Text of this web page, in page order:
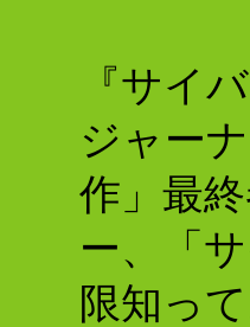
『サイ
ジャー
作」最
ー、「
限知っ